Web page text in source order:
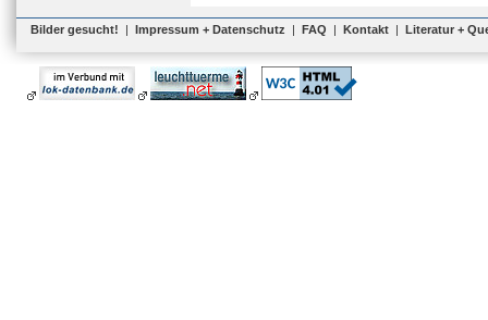
Bilder gesucht! | Impressum + Datenschutz | FAQ | Kontakt | Literatur +